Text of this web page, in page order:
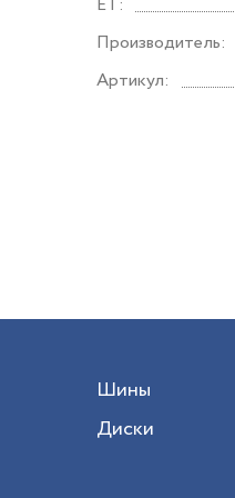
Производитель:
Артикул:
Шины
Диски